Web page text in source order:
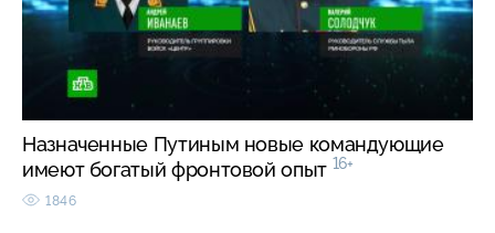
Назначенные Путиным новые командующие
имеют богатый фронтовой опыт 16+
1846